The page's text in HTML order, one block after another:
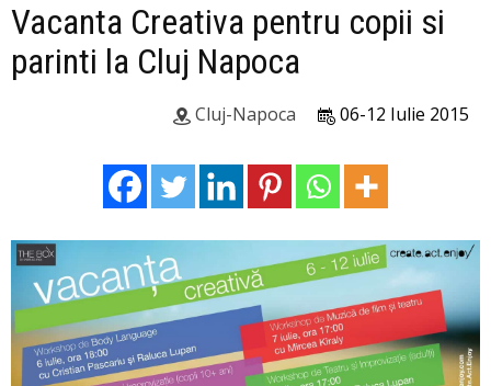
Vacanta Creativa pentru copii si
parinti la Cluj Napoca
06-12 Iulie 2015
Cluj-Napoca